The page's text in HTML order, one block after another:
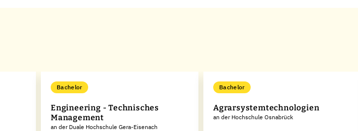
Bachelor
Engineering - Technisches
Management
an der Duale Hochschule Gera-Eisenach
Bachelor
Agrarsystemtechnologien
an der Hochschule Osnabrück